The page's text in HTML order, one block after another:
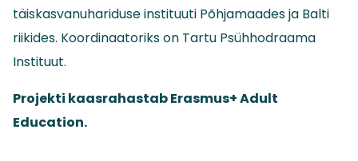
täiskasvanuhariduse instituuti Põhjamaades ja Balti
riikides. Koordinaatoriks on Tartu Psühhodraama
Instituut.
Projekti kaasrahastab Erasmus+ Adult
Education.